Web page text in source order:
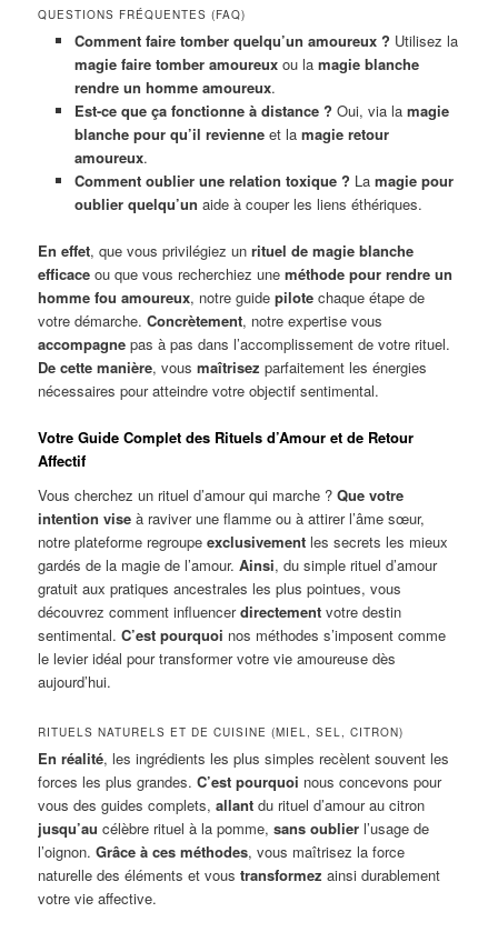
QUESTIONS FRÉQUENTES (FAQ)
Comment faire tomber quelqu’un amoureux ? Utilisez la
magie faire tomber amoureuxou la magie blanche
rendre un homme amoureux.
Est-ce que ça fonctionne à distance ? Oui, via la magie
blanche pour qu’il revienneet la magie retour
amoureux.
Comment oublier une relation toxique ? La magie pour
oublier quelqu’un aide à couper les liens éthériques.
En effet, que vous privilégiez unrituel de magie blanche
efficace ou que vous recherchiez uneméthode pour rendre un
homme fou amoureux, notre guidepilote chaque étape de
votre démarche.Concrètement, notre expertise vous
accompagne pas à pas dans l’accomplissement de votre rituel.
De cette manière, vousmaîtrisez parfaitement les énergies
nécessaires pour atteindre votre objectif sentimental.
Votre Guide Complet des Rituels d’Amour et de Retour
Affectif
Vous cherchez un rituel d’amour qui marche ?Que votre
intention vise à raviver une flamme ou à attirer l’âme sœur,
notre plateforme regroupeexclusivement les secrets les mieux
gardés de la magie de l’amour.Ainsi, du simple rituel d’amour
gratuit aux pratiques ancestrales les plus pointues, vous
découvrez comment influencerdirectement votre destin
sentimental.C’est pourquoi nos méthodes s’imposent comme
le levier idéal pour transformer votre vie amoureuse dès
aujourd’hui.
RITUELS NATURELS ET DE CUISINE (MIEL, SEL, CITRON)
En réalité, les ingrédients les plus simples recèlent souvent les
forces les plus grandes.C’est pourquoi nous concevons pour
vous des guides complets,allant du rituel d’amour au citron
jusqu’au célèbre rituel à la pomme,sans oublier l’usage de
l’oignon.Grâce à ces méthodes, vous maîtrisez la force
naturelle des éléments et voustransformez ainsi durablement
votre vie affective.